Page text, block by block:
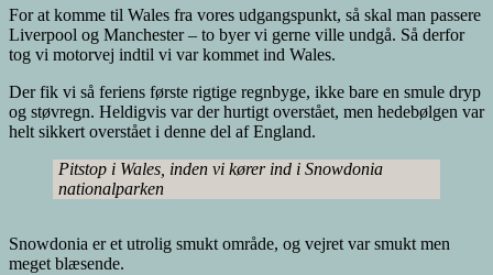
For at komme til Wales fra vores udgangspunkt, så skal man passere
Liverpool og Manchester – to byer vi gerne ville undgå. Så derfor
tog vi motorvej indtil vi var kommet ind Wales.
Der fik vi så feriens første rigtige regnbyge, ikke bare en smule dryp
og støvregn. Heldigvis var der hurtigt overstået, men hedebølgen var
helt sikkert overstået i denne del af England.
Pitstop i Wales, inden vi kører ind i Snowdonia
nationalparken
Snowdonia er et utrolig smukt område, og vejret var smukt men
meget blæsende.